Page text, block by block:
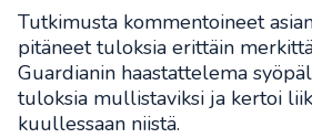
Tutkimusta kommentoineet
pitäneet tuloksia erittäin
Guardianin haastattelema
tuloksia mullistaviksi ja kertoi
kuullessaan niistä.